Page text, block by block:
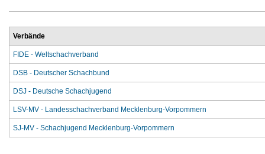
Verbände
FIDE - Weltschachverband
DSB - Deutscher Schachbund
DSJ - Deutsche Schachjugend
LSV-MV - Landesschachverband Mecklenburg-Vorpommern
SJ-MV - Schachjugend Mecklenburg-Vorpommern